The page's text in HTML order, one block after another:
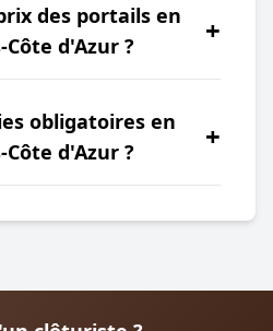
des portails en
d'Azur ?
+
obligatoires en
d'Azur ?
+